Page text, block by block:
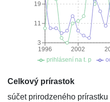
1996 2002
3
11
19
prihlásení na t. p
Celkový prírastok
súčet prirodzeného